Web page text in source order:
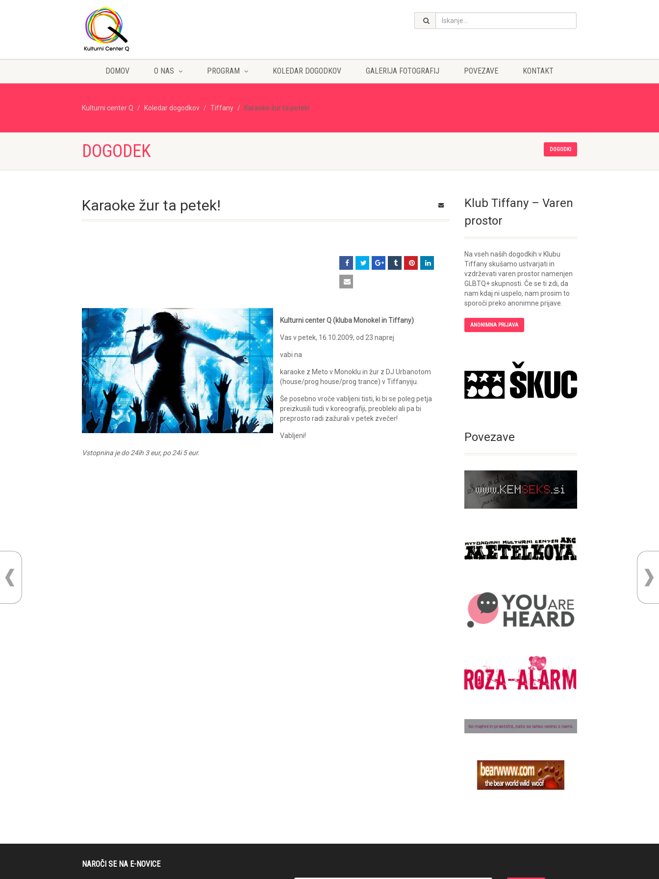
DOMOV O NAS PROGRAM KOLEDAR DOGODKOV GALERIJA FOTOGRAFIJ POVEZAVE KONTAKT
Kulturni center Q Koledar dogodkov Tiffany Karaoke žur ta petek!
DOGODEK DOGODKI
Karaoke žur ta petek!
Kulturni center Q (kluba Monokel in Tiffany)
Vas v petek, 16.10.2009, od 23 naprej
vabi na
karaoke z Meto v Monoklu in žur z DJ Urbanotom
(house/prog house/prog trance) v Tiffanyiju.
Še posebno vroče vabljeni tisti, ki bi se poleg petja
preizkusili tudi v koreografiji, preobleki ali pa bi
preprosto radi zažurali v petek zvečer!
Vabljeni!
Vstopnina je do 24ih 3 eur, po 24i 5 eur.
Klub Tiffany – Varen
prostor
Na vseh naših dogodkih v Klubu
Tiffany skušamo ustvarjati in
vzdrževati varen prostor namenjen
GLBTQ+ skupnosti. Če se ti zdi, da
nam kdaj ni uspelo, nam prosim to
sporoči preko anonimne prijave.
ANONIMNA PRIJAVA
Povezave
NAROČI SE NA E-NOVICE